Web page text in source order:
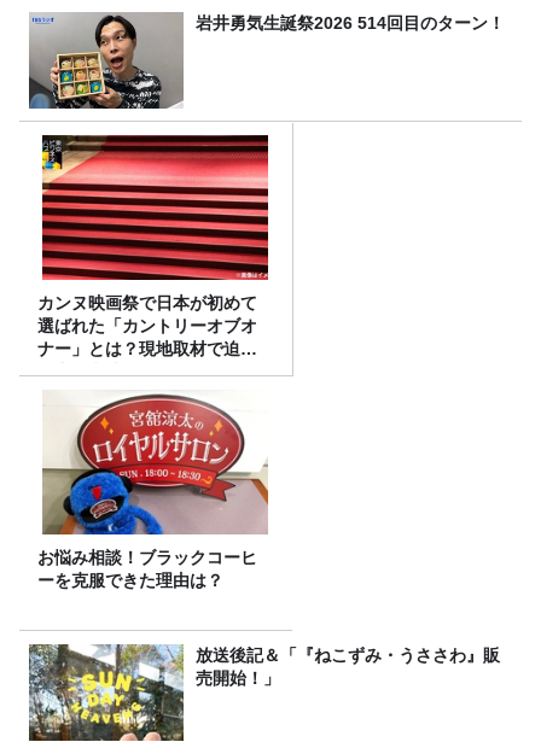
岩井勇気生誕祭2026 514回目のターン！
カンヌ映画祭で日本が初めて
選ばれた「カントリーオブオ
ナー」とは？現地取材で迫る
選出の意味
お悩み相談！ブラックコーヒ
ーを克服できた理由は？
放送後記＆「『ねこずみ・うささわ』販
売開始！」